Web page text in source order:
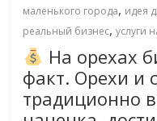
маленького города, идея
реальный бизнес,услуги
На орехах
факт. Орехи и
традиционно